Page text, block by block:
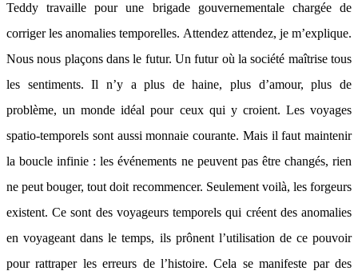
Teddy travaille pour une brigade gouvernementale chargée de
corriger les anomalies temporelles. Attendez attendez, je m’explique.
Nous nous plaçons dans le futur. Un futur où la société maîtrise tous
les sentiments. Il n’y a plus de haine, plus d’amour, plus de
problème, un monde idéal pour ceux qui y croient. Les voyages
spatio-temporels sont aussi monnaie courante. Mais il faut maintenir
la boucle infinie : les événements ne peuvent pas être changés, rien
ne peut bouger, tout doit recommencer. Seulement voilà, les forgeurs
existent. Ce sont des voyageurs temporels qui créent des anomalies
en voyageant dans le temps, ils prônent l’utilisation de ce pouvoir
pour rattraper les erreurs de l’histoire. Cela se manifeste par des